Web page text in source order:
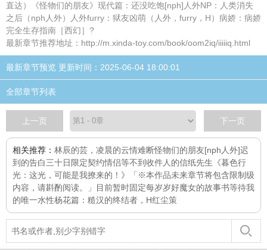
直达）《怪物们的朋友》现代篇：还没吃饱[nph]人外NP：人类消失
之后（nph人外）人外furry：狱友凶萌（人外，furry，H）病娇：病娇
完全生存指南［西幻］?
最新章节推荐地址：http://m.xinda-toy.com/book/oom2iq/iiiiiq.html
最新章节预览 更新时间：2025-06-04 18:00:01
全部章节列表
上一页 下一页
相关推荐： 林辰的芸，凌晨的云情难断怪物们的朋友[nph人外]迟
到的告白三十日限定契约情侣等不到收件人的信纸先生 《暮色行
光：这光，可能是我撩来的！》「※本作品未来章节将包含限制级
内容，请斟酌阅读。」目前暂时固定每岁岁好魔女的故事书等待我
的唯一水性杨花篇：糙汉的终结者，H红尘策